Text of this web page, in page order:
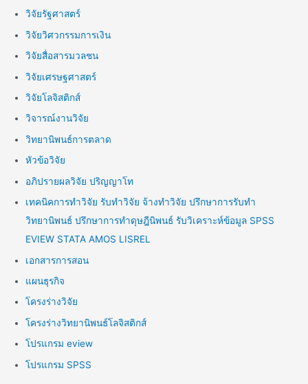
วิจัยรัฐศาสตร์
วิจัยวิศวกรรมการเงิน
วิจัยสื่อสารมวลชน
วิจัยเศรษฐศาสตร์
วิจัยโลจิสติกส์
วิจารณ์งานวิจัย
วิทยานิพนธ์การตลาด
หัวข้อวิจัย
อภิปรายผลวิจัย ปริญญาโท
เทคนิคการทำวิจัย รับทำวิจัย จ้างทำวิจัย ปรึกษาการรับทำ
วิทยานิพนธ์ ปรึกษาการทำดุษฎีนิพนธ์ รับวิเคราะห์ข้อมูล SPSS
EVIEW STATA AMOS LISREL
เอกสารการสอน
แผนธุรกิจ
โครงร่างวิจัย
โครงร่างวิทยานิพนธ์โลจิสติกส์
โปรแกรม eview
โปรแกรม SPSS